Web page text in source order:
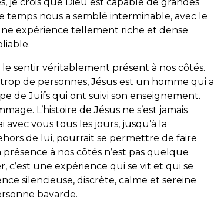
temps nous a semblé interminable, avec le
expérience tellement riche et dense
le sentir véritablement présent à nos côtés.
de personnes, Jésus est un homme qui a
de Juifs qui ont suivi son enseignement.
L’histoire de Jésus ne s’est jamais
avec vous tous les jours, jusqu’à la
de lui, pourrait se permettre de faire
à nos côtés n’est pas quelque
c’est une expérience qui se vit et qui se
silencieuse, discrète, calme et sereine
bavarde.